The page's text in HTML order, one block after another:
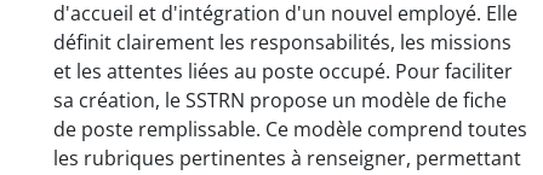
d'accueil et d'intégration d'un nouvel employé. Elle
définit clairement les responsabilités, les missions
et les attentes liées au poste occupé. Pour faciliter
sa création, le SSTRN propose un modèle de fiche
de poste remplissable. Ce modèle comprend toutes
les rubriques pertinentes à renseigner, permettant